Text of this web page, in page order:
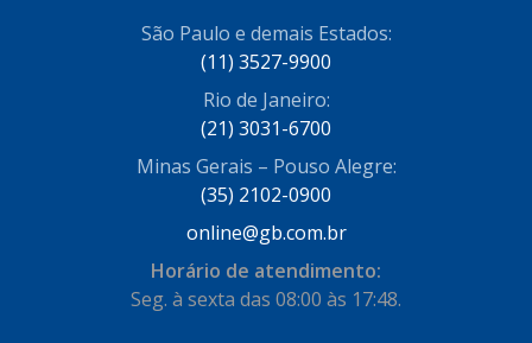
São Paulo e demais Estados:
(11) 3527-9900
Rio de Janeiro:
(21) 3031-6700
Minas Gerais – Pouso Alegre:
(35) 2102-0900
online@gb.com.br
Horário de atendimento:
Seg. à sexta das 08:00 às 17:48.